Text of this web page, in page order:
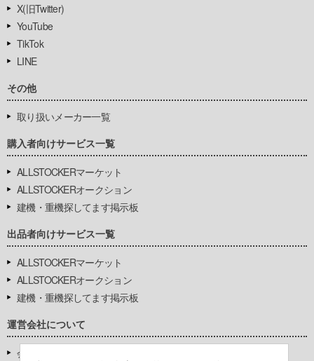
X(旧Twitter)
YouTube
TikTok
LINE
その他
取り扱いメーカー一覧
購入者向けサービス一覧
ALLSTOCKERマーケット
ALLSTOCKERオークション
建機・重機探してます掲示板
出品者向けサービス一覧
ALLSTOCKERマーケット
ALLSTOCKERオークション
建機・重機探してます掲示板
運営会社について
会社基本情報